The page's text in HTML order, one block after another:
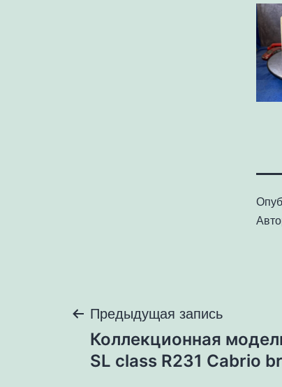
Навигация
по
Предыдущая запись
Коллекционная
SL class R231 Cabrio